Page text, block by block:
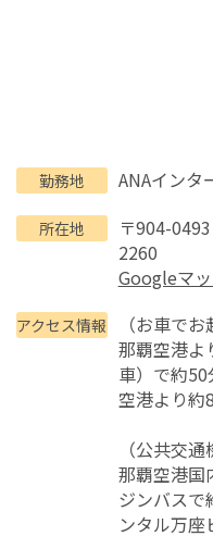
勤務地 ANAインタ
所在地
〒904-
2260
Googleマ
アクセス情報
（お車でお
那覇空港よ
車）で約
空港より約
（公共交
那覇空港国
ジンバスで
ンタル万座